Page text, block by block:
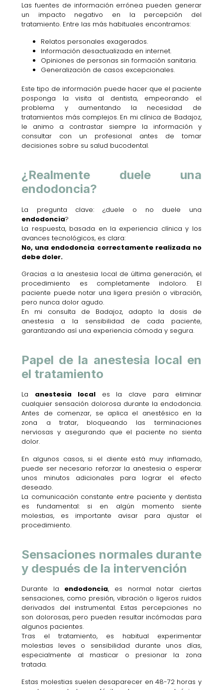
Las fuentes de información errónea pueden generar
un impacto negativo en la percepción del
tratamiento. Entre las más habituales encontramos:
Relatos personales exagerados.
Información desactualizada en internet.
Opiniones de personas sin formación sanitaria.
Generalización de casos excepcionales.
Este tipo de información puede hacer que el paciente
posponga la visita al dentista, empeorando el
problema y aumentando la necesidad de
tratamientos más complejos. En mi clínica de Badajoz,
le animo a contrastar siempre la información y
consultar con un profesional antes de tomar
decisiones sobre su salud bucodental.
¿Realmente duele una
endodoncia?
La pregunta clave: ¿duele o no duele una
endodoncia?
La respuesta, basada en la experiencia clínica y los
avances tecnológicos, es clara:
No, una endodoncia correctamente realizada no
debe doler.
Gracias a la anestesia local de última generación, el
procedimiento es completamente indoloro. El
paciente puede notar una ligera presión o vibración,
pero nunca dolor agudo.
En mi consulta de Badajoz, adapto la dosis de
anestesia a la sensibilidad de cada paciente,
garantizando así una experiencia cómoda y segura.
Papel de la anestesia local en
el tratamiento
La anestesia locales la clave para eliminar
cualquier sensación dolorosa durante la endodoncia.
Antes de comenzar, se aplica el anestésico en la
zona a tratar, bloqueando las terminaciones
nerviosas y asegurando que el paciente no sienta
dolor.
En algunos casos, si el diente está muy inflamado,
puede ser necesario reforzar la anestesia o esperar
unos minutos adicionales para lograr el efecto
deseado.
La comunicación constante entre paciente y dentista
es fundamental: si en algún momento siente
molestias, es importante avisar para ajustar el
procedimiento.
Sensaciones normales durante
y después de la intervención
Durante la endodoncia, es normal notar ciertas
sensaciones, como presión, vibración o ligeros ruidos
derivados del instrumental. Estas percepciones no
son dolorosas, pero pueden resultar incómodas para
algunos pacientes.
Tras el tratamiento, es habitual experimentar
molestias leves o sensibilidad durante unos días,
especialmente al masticar o presionar la zona
tratada.
Estas molestias suelen desaparecer en 48-72 horas y